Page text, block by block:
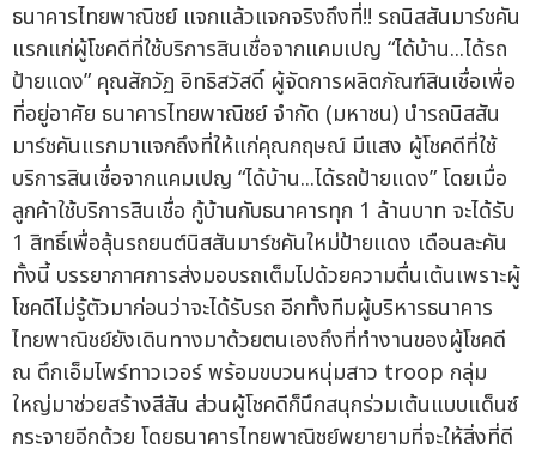
ธนาคารไทยพาณิชย์ แจกแล้วแจกจริงถึงที่!! รถนิสสันมาร์ชคัน
แรกแก่ผู้โชคดีที่ใช้บริการสินเชื่อจากแคมเปญ “ได้บ้าน...ได้รถ
ป้ายแดง” คุณสักวัฏ อิทธิสวัสดิ์ ผู้จัดการผลิตภัณฑ์สินเชื่อเพื่อ
ที่อยู่อาศัย ธนาคารไทยพาณิชย์ จำกัด (มหาชน) นำรถนิสสัน
มาร์ชคันแรกมาแจกถึงที่ให้แก่คุณกฤษณ์ มีแสง ผู้โชคดีที่ใช้
บริการสินเชื่อจากแคมเปญ “ได้บ้าน...ได้รถป้ายแดง” โดยเมื่อ
ลูกค้าใช้บริการสินเชื่อ กู้บ้านกับธนาคารทุก 1 ล้านบาท จะได้รับ
1 สิทธิ์เพื่อลุ้นรถยนต์นิสสันมาร์ชคันใหม่ป้ายแดง เดือนละคัน
ทั้งนี้ บรรยากาศการส่งมอบรถเต็มไปด้วยความตื่นเต้นเพราะผู้
โชคดีไม่รู้ตัวมาก่อนว่าจะได้รับรถ อีกทั้งทีมผู้บริหารธนาคาร
ไทยพาณิชย์ยังเดินทางมาด้วยตนเองถึงที่ทำงานของผู้โชคดี
ณ ตึกเอ็มไพร์ทาวเวอร์ พร้อมขบวนหนุ่มสาว troop กลุ่ม
ใหญ่มาช่วยสร้างสีสัน ส่วนผู้โชคดีก็นึกสนุกร่วมเต้นแบบแด็นซ์
กระจายอีกด้วย โดยธนาคารไทยพาณิชย์พยายามที่จะให้สิ่งที่ดี